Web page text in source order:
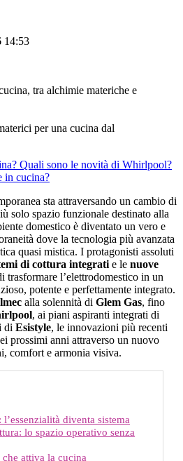
14:53
per una cucina dal
Quali sono le novità di Whirlpool?
in cucina?
sta attraversando un cambio di
solo spazio funzionale destinato alla
domestico è diventato un vero e
dove la tecnologia più avanzata
quasi mistica. I protagonisti assoluti
di cottura integrati e le nuove
trasformare l’elettrodomestico in un
potente e perfettamente integrato.
alla solennità di Glem Gas, fino
, ai piani aspiranti integrati di
di Esistyle, le innovazioni più recenti
prossimi anni attraverso un nuovo
comfort e armonia visiva.
diventa sistema
lo spazio operativo senza
attiva la cucina